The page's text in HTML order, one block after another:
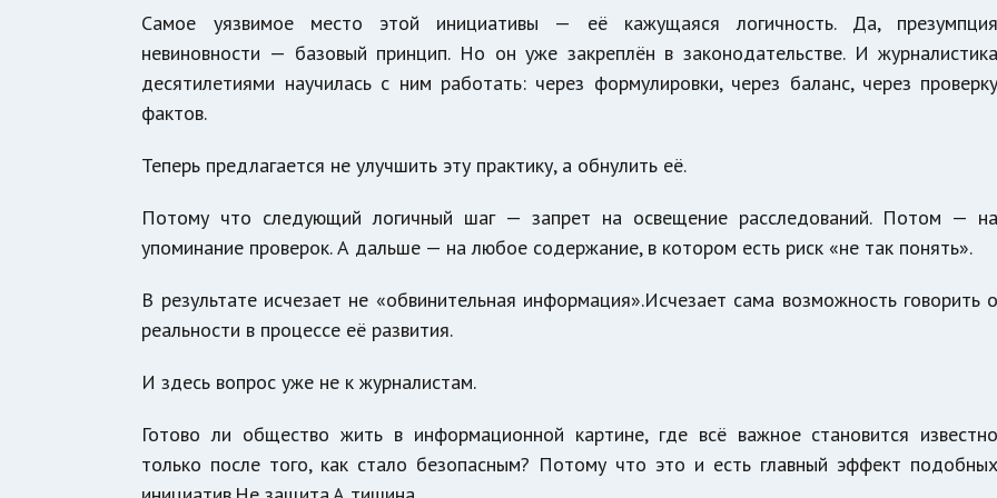
Самое уязвимое место этой инициативы — её кажущаяся логичность. Да, презумпция
невиновности — базовый принцип. Но он уже закреплён в законодательстве. И журналистика
десятилетиями научилась с ним работать: через формулировки, через баланс, через проверку
фактов.
Теперь предлагается не улучшить эту практику, а обнулить её.
Потому что следующий логичный шаг — запрет на освещение расследований. Потом — на
упоминание проверок. А дальше — на любое содержание, в котором есть риск «не так понять».
В результате исчезает не «обвинительная информация».Исчезает сама возможность говорить о
реальности в процессе её развития.
И здесь вопрос уже не к журналистам.
Готово ли общество жить в информационной картине, где всё важное становится известно
только после того, как стало безопасным? Потому что это и есть главный эффект подобных